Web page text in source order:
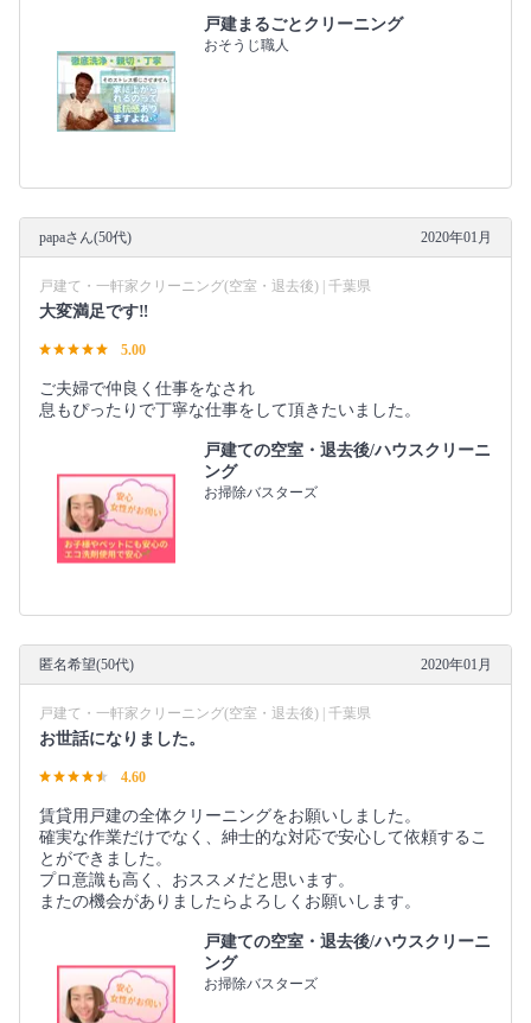
戸建まるごとクリーニング
おそうじ職人
papaさん(50代) 2020年01月
戸建て・一軒家クリーニング(空室・退去後) | 千葉県
大変満足です‼️
5.00
ご夫婦で仲良く仕事をなされ
息もぴったりで丁寧な仕事をして頂きたいました。
戸建ての空室・退去後/ハウスクリーニ
ング
お掃除バスターズ
匿名希望(50代) 2020年01月
戸建て・一軒家クリーニング(空室・退去後) | 千葉県
お世話になりました。
4.60
賃貸用戸建の全体クリーニングをお願いしました。
確実な作業だけでなく、紳士的な対応で安心して依頼するこ
とができました。
プロ意識も高く、おススメだと思います。
またの機会がありましたらよろしくお願いします。
戸建ての空室・退去後/ハウスクリーニ
ング
お掃除バスターズ